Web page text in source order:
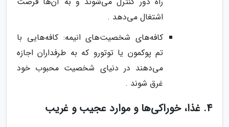
اشتغال می‌دهد .
کافه‌های شخصیت‌های انیمه: کافه‌هایی با
تم پوکمون یا توتورو که به طرفداران اجازه
می‌دهند در دنیای شخصیت محبوب خود
غرق شوند .
4. غذا، خوراکی‌ها و موارد عجیب و غریب